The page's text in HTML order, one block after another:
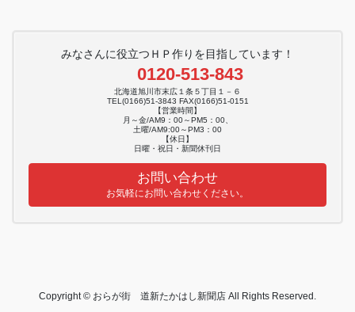
みなさんに役立つＨＰ作りを目指しています！
0120-513-843
北海道旭川市末広１条５丁目１－６
TEL(0166)51-3843 FAX(0166)51-0151
【営業時間】
月～金/AM9：00～PM5：00、
土曜/AM9:00～PM3：00
【休日】
日曜・祝日・新聞休刊日
お問い合わせ
お気軽にお問い合わせください。
Copyright © おらが街 道新たかはし新聞店 All Rights Reserved.